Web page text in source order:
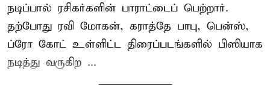
நடிப்பால் ரசிகர்களின் பாராட்டைப் பெற்றார்.
தற்போது ரவி மோகன், கராத்தே பாபு, பென்ஸ்,
ப்ரோ கோட் உள்ளிட்ட திரைப்படங்களில் பிஸியாக
நடித்து வருகிற ...